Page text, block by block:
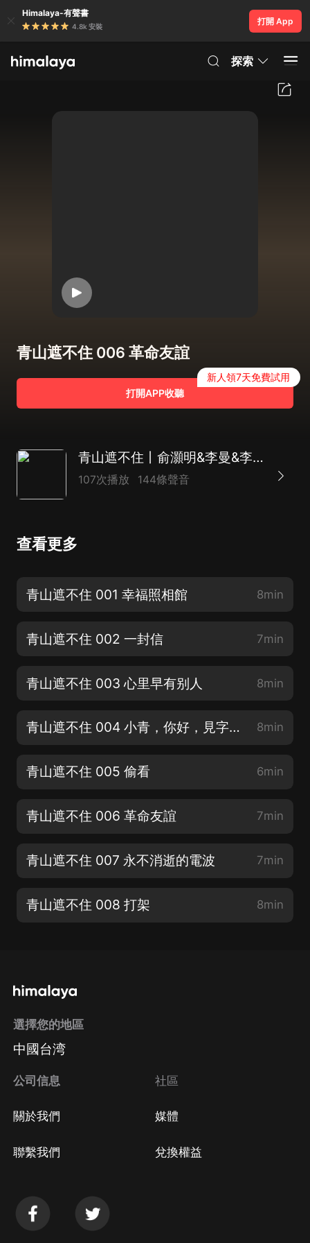
Himalaya-有聲書
4.8k 安裝
打開 App
探索
青山遮不住 006 革命友誼
打開APP收聽
新人領7天免費試用
青山遮不住丨俞灝明&李曼&李乃文主演影視原著丨年代愛情｜青春勵志｜時代情感
107次播放 144條聲音
查看更多
青山遮不住 001 幸福照相館 8min
青山遮不住 002 一封信 7min
青山遮不住 003 心里早有别人 8min
青山遮不住 004 小青，你好，見字如面 8min
青山遮不住 005 偷看 6min
青山遮不住 006 革命友誼 7min
青山遮不住 007 永不消逝的電波 7min
青山遮不住 008 打架 8min
選擇您的地區
中國台湾
公司信息
關於我們
聯繫我們
社區
媒體
兌換權益